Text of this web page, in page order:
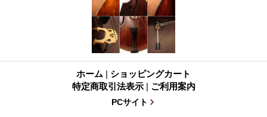
ホーム | ショッピングカート
特定商取引法表示 | ご利用案内
PCサイト